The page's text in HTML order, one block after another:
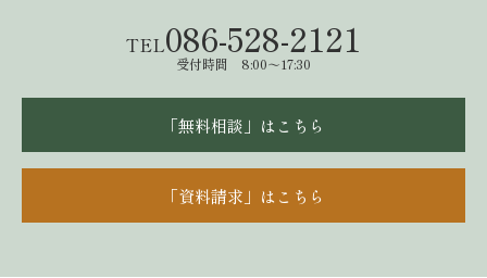
TEL086-528-2121
受付時間 8:00～17:30
「無料相談」はこちら
「資料請求」はこちら